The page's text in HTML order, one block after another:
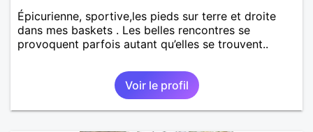
Épicurienne, sportive,les pieds sur terre et droite
dans mes baskets . Les belles rencontres se
provoquent parfois autant qu’elles se trouvent..
Voir le profil